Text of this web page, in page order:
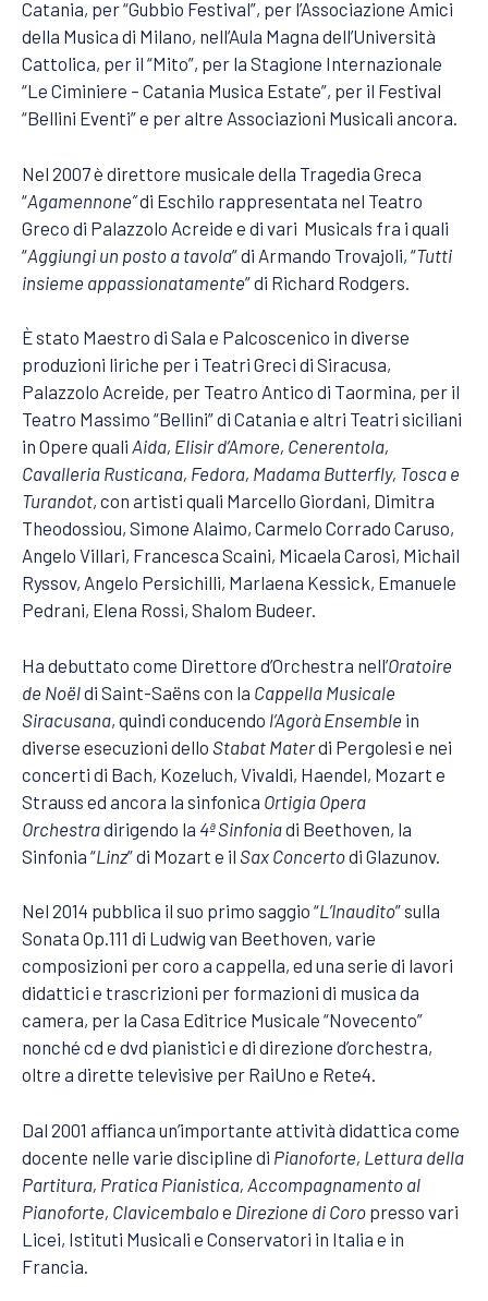
Catania, per “Gubbio Festival”, per l’Associazione Amici
della Musica di Milano, nell’Aula Magna dell’Università
Cattolica, per il “Mito”, per la Stagione Internazionale
“Le Ciminiere – Catania Musica Estate”, per il Festival
“Bellini Eventi” e per altre Associazioni Musicali ancora.
Nel 2007 è direttore musicale della Tragedia Greca
“Agamennone”di Eschilo rappresentata nel Teatro
Greco di Palazzolo Acreide e di vari Musicals fra i quali
“Aggiungi un posto a tavola” di Armando Trovajoli, “Tutti
insieme appassionatamente” di Richard Rodgers.
È stato Maestro di Sala e Palcoscenico in diverse
produzioni liriche per i Teatri Greci di Siracusa,
Palazzolo Acreide, per Teatro Antico di Taormina, per il
Teatro Massimo “Bellini” di Catania e altri Teatri siciliani
in Opere quali Aida, Elisir d’Amore, Cenerentola,
Cavalleria Rusticana, Fedora, Madama Butterfly, Tosca e
Turandot, con artisti quali Marcello Giordani, Dimitra
Theodossiou, Simone Alaimo, Carmelo Corrado Caruso,
Angelo Villari, Francesca Scaini, Micaela Carosi, Michail
Ryssov, Angelo Persichilli, Marlaena Kessick, Emanuele
Pedrani, Elena Rossi, Shalom Budeer.
Ha debuttato come Direttore d’Orchestra nell’Oratoire
de Noëldi Saint-Saëns con la Cappella Musicale
Siracusana, quindi conducendo l’Agorà Ensemble in
diverse esecuzioni dello Stabat Materdi Pergolesi e nei
concerti di Bach, Kozeluch, Vivaldi, Haendel, Mozart e
Strauss ed ancora la sinfonica Ortigia Opera
Orchestradirigendo la 4ª Sinfoniadi Beethoven, la
Sinfonia “Linz” di Mozart e il Sax Concertodi Glazunov.
Nel 2014 pubblica il suo primo saggio “L’Inaudito” sulla
Sonata Op.111 di Ludwig van Beethoven, varie
composizioni per coro a cappella, ed una serie di lavori
didattici e trascrizioni per formazioni di musica da
camera, per la Casa Editrice Musicale “Novecento”
nonché cd e dvd pianistici e di direzione d’orchestra,
oltre a dirette televisive per RaiUno e Rete4.
Dal 2001 affianca un’importante attività didattica come
docente nelle varie discipline di Pianoforte, Lettura della
Partitura, Pratica Pianistica, Accompagnamento al
Pianoforte, Clavicembaloe Direzione di Coro presso vari
Licei, Istituti Musicali e Conservatori in Italia e in
Francia.